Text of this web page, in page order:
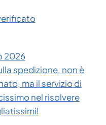
2026
spedizione, non è
ma il servizio di
nel risolvere